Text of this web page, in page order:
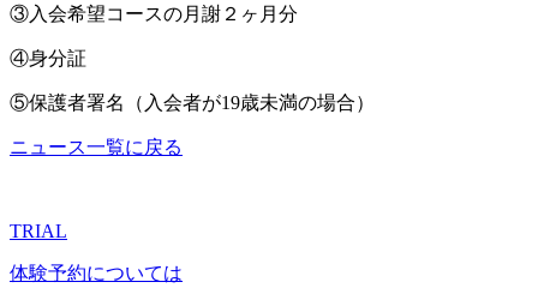
③入会希望コースの月謝２ヶ月分
④身分証
⑤保護者署名（入会者が19歳未満の場合）
ニュース一覧に戻る
TRIAL
体験予約については